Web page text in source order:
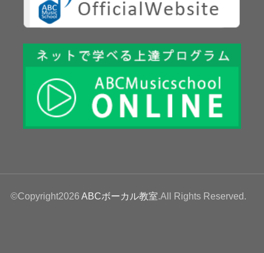
©Copyright2026 ABCボーカル教室.All Rights Reserved.